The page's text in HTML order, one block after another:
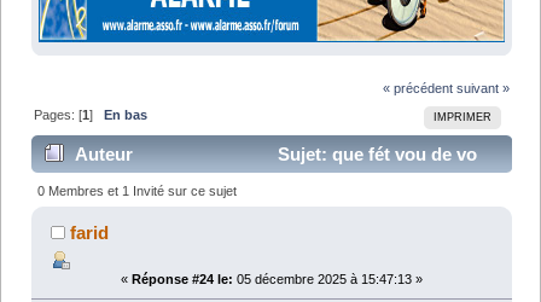
« précédent suivant »
IMPRIMER
Pages: [1] En bas
Auteur
Sujet: que fét vou de vo
journé? (Lu 41687 fois)
0 Membres et 1 Invité sur ce sujet
farid
« Réponse #24 le: 05 décembre 2025 à 15:47:13 »